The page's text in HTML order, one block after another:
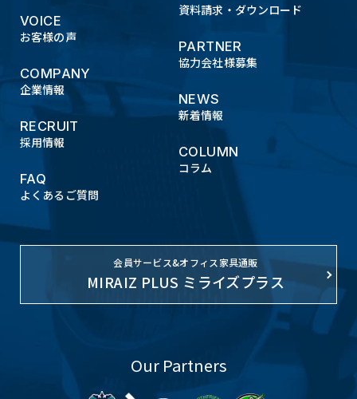
VOICE
お客様の声
COMPANY
企業情報
RECRUIT
採用情報
FAQ
よくあるご質問
資料請求・ダウンロード
PARTNER
協力会社様募集
NEWS
新着情報
COLUMN
コラム
会員サービス&オフィス家具通販
MIRAIZ PLUS ミライズプラス
Our Partners